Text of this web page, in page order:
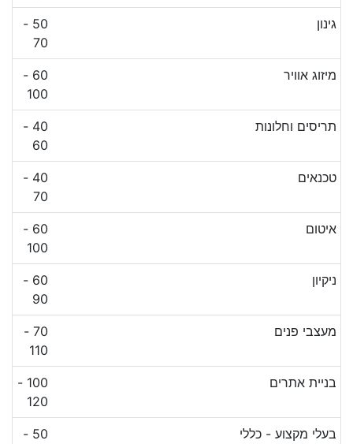
גינון
50 -
70
מיזוג אוויר
60 -
100
תריסים וחלונות
40 -
60
טכנאים
40 -
70
איטום
60 -
100
ניקיון
60 -
90
מעצבי פנים
70 -
110
בניית אתרים
100 -
120
בעלי מקצוע - כללי 50 -